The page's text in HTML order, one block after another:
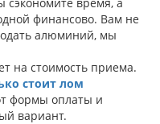
финансово. Вам не
алюминий, мы
на стоимость приема.
стоит лом
формы оплаты и
вариант.